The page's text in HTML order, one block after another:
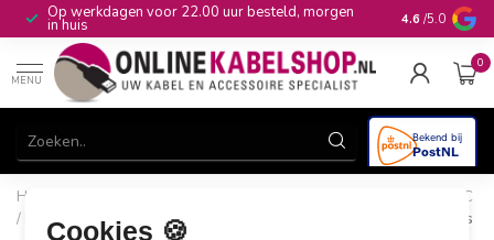
Cookies 🍪
Op werkdagen voor 22.00 uur besteld, morgen
in huis 10+jaar
4.6 /5.0
MENU
0
Home
TNC
/ RP-TNC coaxkabels en adapters
TNC - FME kabels en adapters